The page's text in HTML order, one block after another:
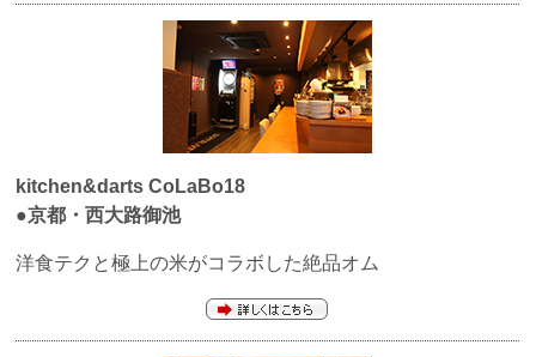
kitchen&darts CoLaBo18
●京都・西大路御池
洋食テクと極上の米がコラボした絶品オム